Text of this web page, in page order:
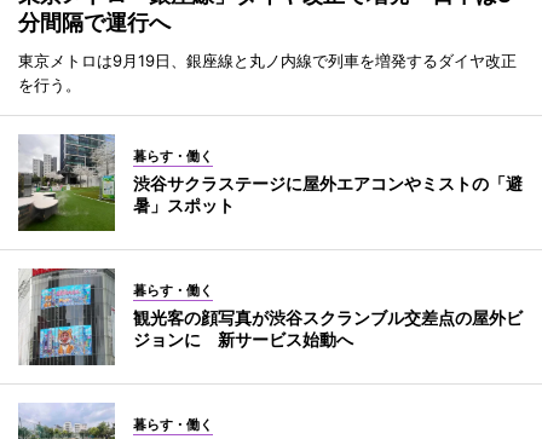
分間隔で運行へ
東京メトロは9月19日、銀座線と丸ノ内線で列車を増発するダイヤ改正
を行う。
暮らす・働く
渋谷サクラステージに屋外エアコンやミストの「避
暑」スポット
暮らす・働く
観光客の顔写真が渋谷スクランブル交差点の屋外ビ
ジョンに 新サービス始動へ
暮らす・働く